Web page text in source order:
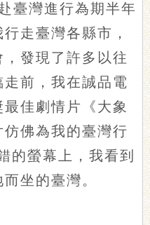
臺灣進行為期半年
走臺灣各縣市，
發現了許多以往
前，我在誠品電
佳劇情片《大象
佛為我的臺灣行
的螢幕上，我看到
坐的臺灣。